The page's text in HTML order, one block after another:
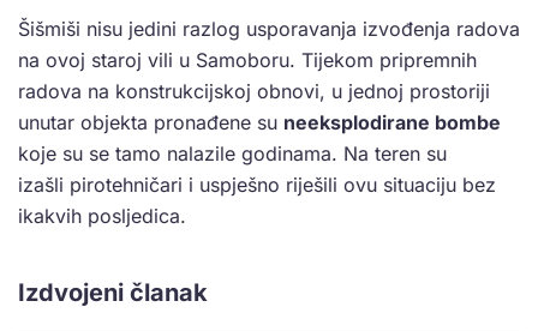
Šišmiši nisu jedini razlog usporavanja izvođenja radova
na ovoj staroj vili u Samoboru. Tijekom pripremnih
radova na konstrukcijskoj obnovi, u jednoj prostoriji
unutar objekta pronađene su neeksplodirane bombe
koje su se tamo nalazile godinama. Na teren su
izašli pirotehničari i uspješno riješili ovu situaciju bez
ikakvih posljedica.
Izdvojeni članak